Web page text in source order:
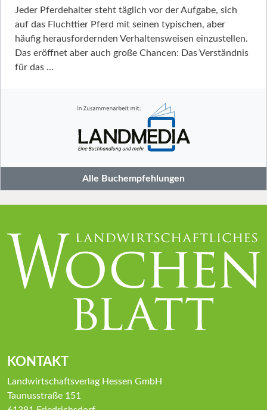
Jeder Pferdehalter steht täglich vor der Aufgabe, sich
auf das Fluchttier Pferd mit seinen typischen, aber
häufig herausfordernden Verhaltensweisen einzustellen.
Das eröffnet aber auch große Chancen: Das Verständnis
für das …
Alle Buchempfehlungen
KONTAKT
Landwirtschaftsverlag Hessen GmbH
Taunusstraße 151